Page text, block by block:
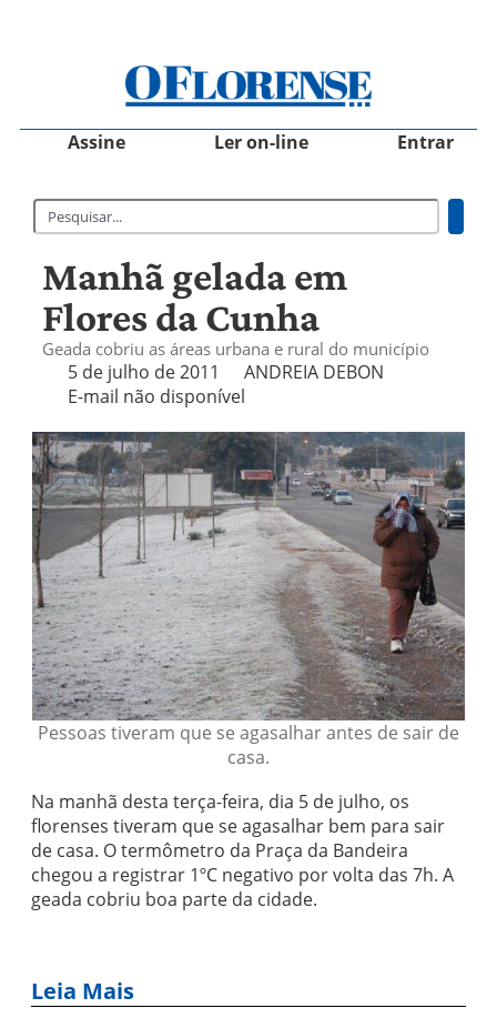
Assine Ler on-line Entrar
Manhã gelada em
Flores da Cunha
Geada cobriu as áreas urbana e rural do município
5 de julho de 2011
ANDREIA DEBON
E-mail não disponível
Pessoas tiveram que se agasalhar antes de sair de
casa.
Na manhã desta terça-feira, dia 5 de julho, os
florenses tiveram que se agasalhar bem para sair
de casa. O termômetro da Praça da Bandeira
chegou a registrar 1ºC negativo por volta das 7h. A
geada cobriu boa parte da cidade.
Leia Mais